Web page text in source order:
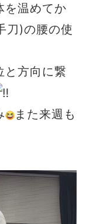
を温めてか
刀)の腰の使
と方向に繋
また来週も